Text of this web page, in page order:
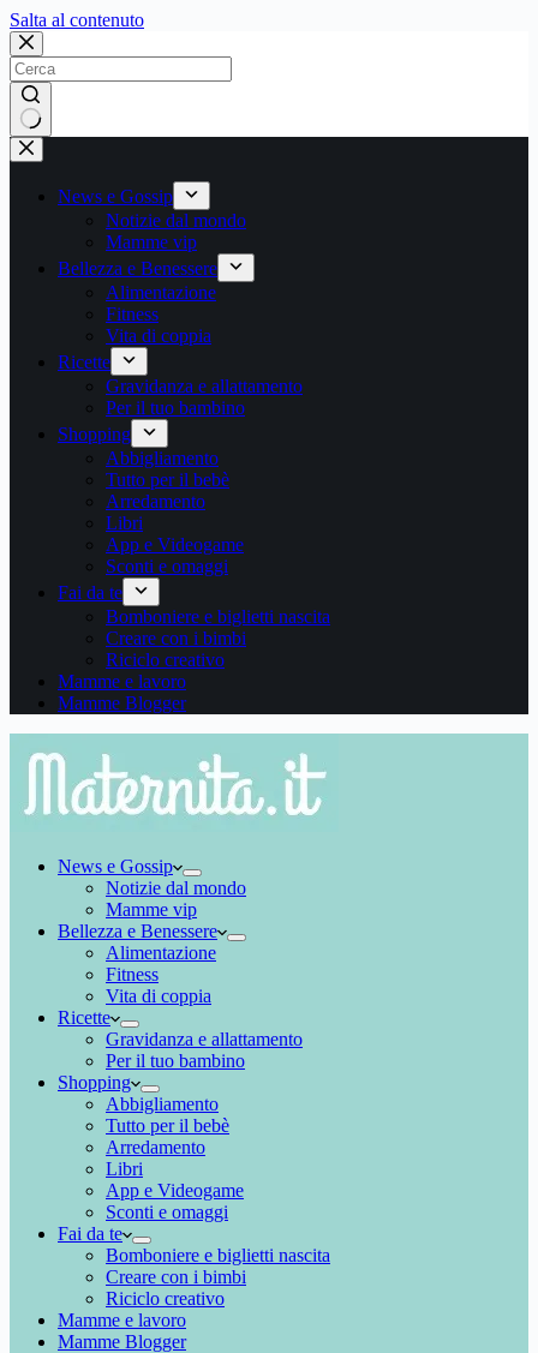
Salta al contenutoSalta
contenuto
Nessun
risultato
News e Gossip
Notizie dal mondo
Mamme vip
Bellezza e Benessere
Alimentazione
Fitness
Vita di coppia
Ricette
Gravidanza e allattamento
Per il tuo bambino
Shopping
Abbigliamento
Tutto per il bebè
Arredamento
Libri
App e Videogame
Sconti e omaggi
Fai da te
Bomboniere e biglietti nascita
Creare con i bimbi
Riciclo creativo
Mamme e lavoro
Mamme Blogger
News e Gossip
Notizie dal mondo
Mamme vip
Bellezza e Benessere
Alimentazione
Fitness
Vita di coppia
Ricette
Gravidanza e allattamento
Per il tuo bambino
Shopping
Abbigliamento
Tutto per il bebè
Arredamento
Libri
App e Videogame
Sconti e omaggi
Fai da te
Bomboniere e biglietti nascita
Creare con i bimbi
Riciclo creativo
Mamme e lavoro
Mamme Blogger